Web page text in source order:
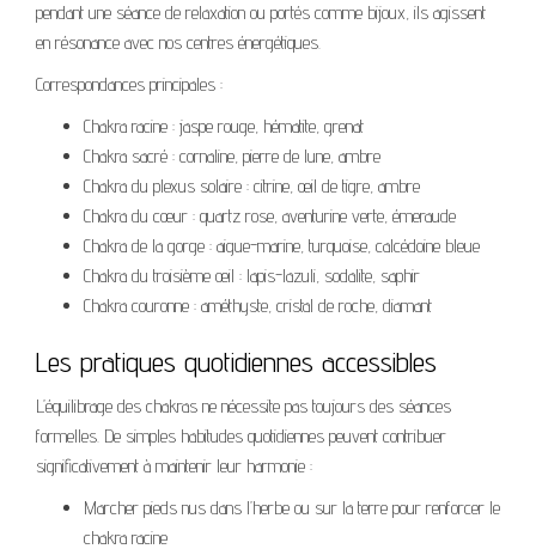
pendant une séance de relaxation ou portés comme bijoux, ils agissent
en résonance avec nos centres énergétiques.
Correspondances principales :
Chakra racine : jaspe rouge, hématite, grenat
Chakra sacré : cornaline, pierre de lune, ambre
Chakra du plexus solaire : citrine, œil de tigre, ambre
Chakra du cœur : quartz rose, aventurine verte, émeraude
Chakra de la gorge : aigue-marine, turquoise, calcédoine bleue
Chakra du troisième œil : lapis-lazuli, sodalite, saphir
Chakra couronne : améthyste, cristal de roche, diamant
Les pratiques quotidiennes accessibles
L’équilibrage des chakras ne nécessite pas toujours des séances
formelles. De simples habitudes quotidiennes peuvent contribuer
significativement à maintenir leur harmonie :
Marcher pieds nus dans l’herbe ou sur la terre pour renforcer le
chakra racine